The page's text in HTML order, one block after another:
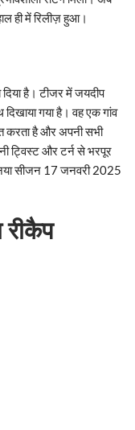
ही में रिलीज़ हुआ।
है। टीजर में जयदीप
दिखाया गया है। वह एक गांव
करता है और अपनी सभी
ट्विस्ट और टर्न से भरपूर
नया सीजन 17 जनवरी 2025